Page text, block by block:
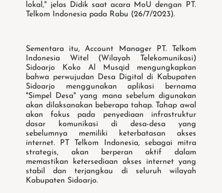
lokal," jelas Didik saat acara MoU dengan PT.
Telkom Indonesia pada Rabu (26/7/2023).
Sementara itu, Account Manager PT. Telkom
Indonesia Witel (Wilayah Telekomunikasi)
Sidoarjo Koko Al Musqid mengungkapkan
bahwa perwujudan Desa Digital di Kabupaten
Sidoarjo menggunakan aplikasi bernama
"Simpel Desa" yang mana sebelum digunakan
akan dilaksanakan beberapa tahap. Tahap awal
akan fokus pada penyediaan infrastruktur
dasar komunikasi di desa-desa yang
sebelumnya memiliki keterbatasan akses
internet. PT Telkom Indonesia, sebagai mitra
strategis, akan berperan aktif dalam
memastikan ketersediaan akses internet yang
stabil dan terjangkau di seluruh wilayah
Kabupaten Sidoarjo.